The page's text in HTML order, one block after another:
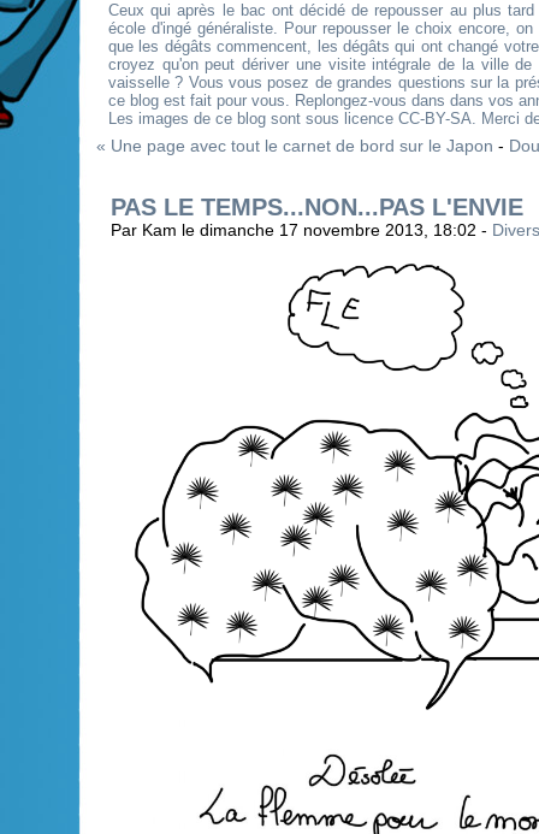
Ceux qui après le bac ont décidé de repousser au plus
école d'ingé généraliste. Pour repousser le choix encore,
que les dégâts commencent, les dégâts qui ont changé
croyez qu'on peut dériver une visite intégrale de la ville
vaisselle ? Vous vous posez de grandes questions sur la
ce blog est fait pour vous. Replongez-vous dans dans vos
Les images de ce blog sont sous licence CC-BY-SA. Merci
« Une page avec tout le carnet de bord sur le Japon -
PAS LE TEMPS...NON...PAS L'ENVIE
Par Kam le dimanche 17 novembre 2013, 18:02 - Divers